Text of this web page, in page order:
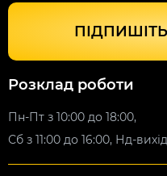
Розклад роботи
Пн-Пт з 10:00 до 18:00,
Сб з 11:00 до 16:00, Нд-